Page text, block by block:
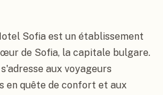
Sofia est un établissement
de Sofia, la capitale bulgare.
aux voyageurs
en quête de confort et aux